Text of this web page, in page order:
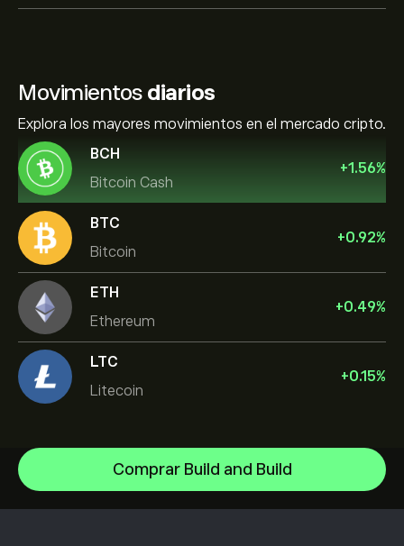
Movimientos diarios
Explora los mayores movimientos en el mercado cripto.
BCH
Bitcoin Cash
+1.56%
BTC
Bitcoin
+0.92%
ETH
Ethereum
+0.49%
LTC
Litecoin
+0.15%
Comprar Build and Build
XRP
Centro de ayuda